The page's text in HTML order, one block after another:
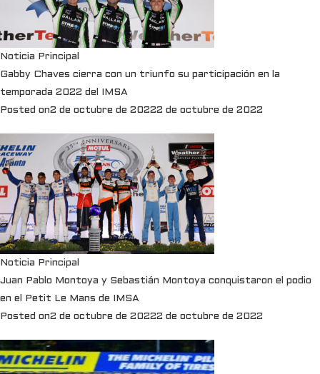
Noticia Principal
Gabby Chaves cierra con un triunfo su participación en la
temporada 2022 del IMSA
Posted on2 de octubre de 20222 de octubre de 2022
Noticia Principal
Juan Pablo Montoya y Sebastián Montoya conquistaron el podio
en el Petit Le Mans de IMSA
Posted on2 de octubre de 20222 de octubre de 2022